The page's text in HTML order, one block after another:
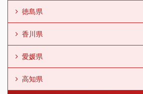
徳島県
香川県
愛媛県
高知県